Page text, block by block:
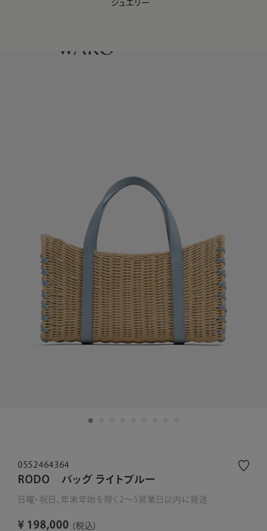
WAKO Membership Program連携はこちら
ジュエリー
0552464364
RODO バッグ ライトブルー
日曜・祝日、年末年始を除く2～5営業日以内に発送
¥ 198,000
税込